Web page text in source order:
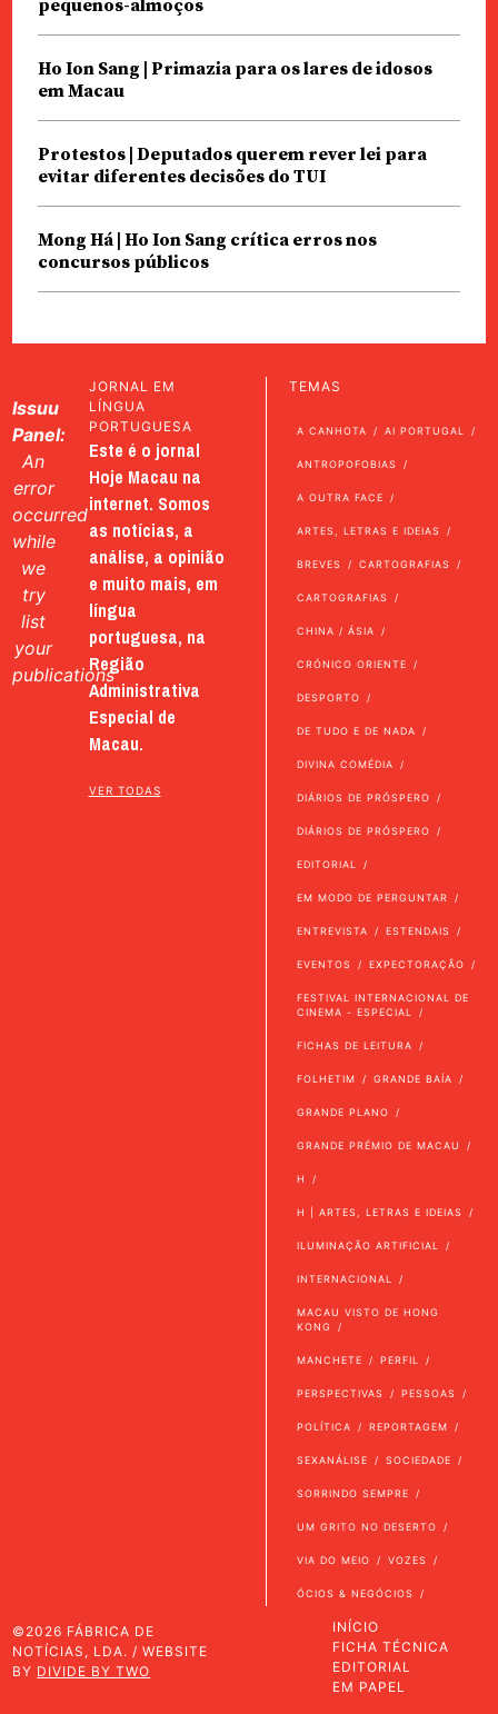
pequenos-almoços
Ho Ion Sang | Primazia para os lares de idosos
em Macau
Protestos | Deputados querem rever lei para
evitar diferentes decisões do TUI
Mong Há | Ho Ion Sang crítica erros nos
concursos públicos
Issuu
Panel:
An
error
occurred
while
we
try
list
your
publications
JORNAL EM
LÍNGUA
PORTUGUESA
Este é o jornal
Hoje Macau na
internet. Somos
as notícias, a
análise, a opinião
e muito mais, em
língua
portuguesa, na
Região
Administrativa
Especial de
Macau.
VER TODAS
TEMAS
A CANHOTA AI PORTUGAL
ANTROPOFOBIAS
A OUTRA FACE
ARTES, LETRAS E IDEIAS
BREVES CARTOGRAFIAS
CARTOGRAFIAS
CHINA / ÁSIA
CRÓNICO ORIENTE
DESPORTO
DE TUDO E DE NADA
DIVINA COMÉDIA
DIÁRIOS DE PRÓSPERO
DIÁRIOS DE PRÓSPERO
EDITORIAL
EM MODO DE PERGUNTAR
ENTREVISTA ESTENDAIS
EVENTOS EXPECTORAÇÃO
FESTIVAL INTERNACIONAL DE
CINEMA - ESPECIAL
FICHAS DE LEITURA
FOLHETIM GRANDE BAÍA
GRANDE PLANO
GRANDE PRÉMIO DE MACAU
H
H | ARTES, LETRAS E IDEIAS
ILUMINAÇÃO ARTIFICIAL
INTERNACIONAL
MACAU VISTO DE HONG
KONG
MANCHETE PERFIL
PERSPECTIVAS PESSOAS
POLÍTICA REPORTAGEM
SEXANÁLISE SOCIEDADE
SORRINDO SEMPRE
UM GRITO NO DESERTO
VIA DO MEIO VOZES
ÓCIOS & NEGÓCIOS
©2026 FÁBRICA DE
NOTÍCIAS, LDA. / WEBSITE
BY DIVIDE BY TWO
INÍCIO
FICHA TÉCNICA
EDITORIAL
EM PAPEL